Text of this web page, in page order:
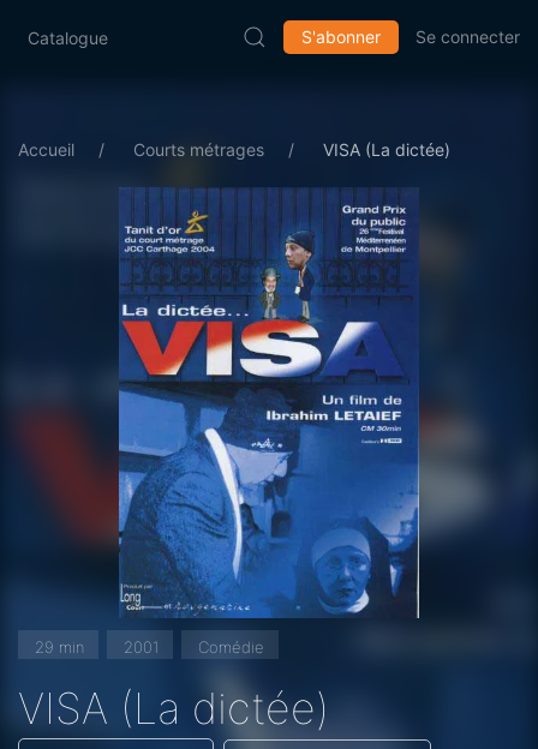
Catalogue S'abonner Se connecter
Accueil Courts métrages VISA (La dictée)
29 min 2001 Comédie
VISA (La dictée)